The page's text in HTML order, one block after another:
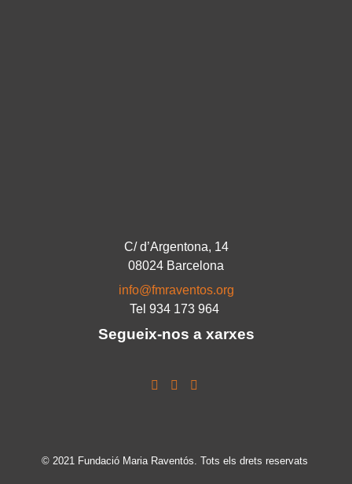
C/ d’Argentona, 14
08024 Barcelona
info@fmraventos.org
Tel 934 173 964
Segueix-nos a xarxes
© 2021 Fundació Maria Raventós. Tots els drets reservats